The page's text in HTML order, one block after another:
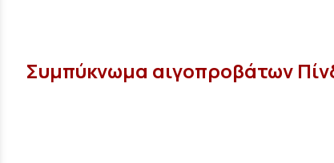
Συμπύκνωμα αιγοπροβάτων